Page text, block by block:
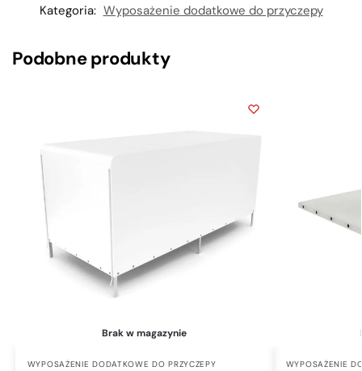
Kategoria: Wyposażenie dodatkowe do przyczepy
Podobne produkty
Brak w magazynie
WYPOSAŻENIE DODATKOWE DO PRZYCZEPY WYPOSAŻENIE